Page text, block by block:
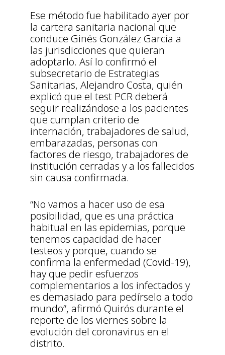
Ese método fue habilitado ayer por
la cartera sanitaria nacional que
conduce Ginés González García a
las jurisdicciones que quieran
adoptarlo. Así lo confirmó el
subsecretario de Estrategias
Sanitarias, Alejandro Costa, quién
explicó que el test PCR deberá
seguir realizándose a los pacientes
que cumplan criterio de
internación, trabajadores de salud,
embarazadas, personas con
factores de riesgo, trabajadores de
institución cerradas y a los fallecidos
sin causa confirmada.
“No vamos a hacer uso de esa
posibilidad, que es una práctica
habitual en las epidemias, porque
tenemos capacidad de hacer
testeos y porque, cuando se
confirma la enfermedad (Covid-19),
hay que pedir esfuerzos
complementarios a los infectados y
es demasiado para pedírselo a todo
mundo”, afirmó Quirós durante el
reporte de los viernes sobre la
evolución del coronavirus en el
distrito.